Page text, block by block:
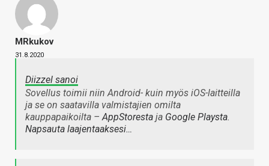
MRkukov
31.8.2020
Diizzel sanoi
Sovellus toimii niin Android- kuin myös iOS-laitteilla
ja se on saatavilla valmistajien omilta
kauppapaikoilta –AppStoresta ja Google Playsta.
Napsauta laajentaaksesi…